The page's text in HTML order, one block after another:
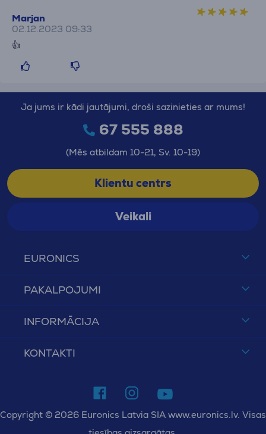
Marjan
02.12.2023 09:33
👍
EURONICS
PAKALPOJUMI
INFORMĀCIJA
KONTAKTI
Ja jums ir kādi jautājumi, droši sazinieties ar mums!
67 555 888
(Mēs atbildam 10-21, Sv. 10-19)
Klientu centrs
Veikali
Copyright © 2026 Euronics Latvia SIA www.euronics.lv. Visas